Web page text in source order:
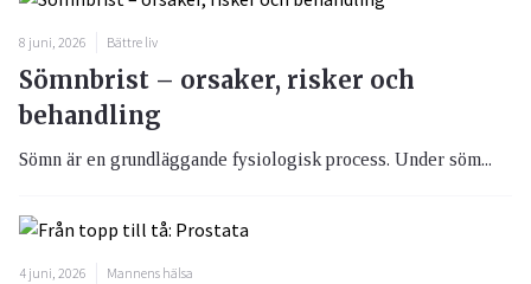
8 juni, 2026 Bättre liv
Sömnbrist – orsaker, risker och
behandling
Sömn är en grundläggande fysiologisk process. Under söm...
4 juni, 2026 Mannens hälsa